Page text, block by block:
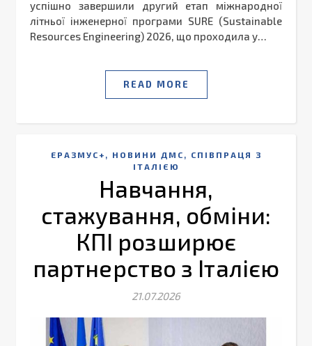
успішно завершили другий етап міжнародної
літньої інженерної програми SURE (Sustainable
Resources Engineering) 2026, що проходила у…
READ MORE
ЕРАЗМУС+ НОВИНИ ДМС
СПІВПРАЦЯ З
ІТАЛІЄЮ
Навчання,
стажування, обміни:
КПІ розширює
партнерство з Італією
21.07.2026